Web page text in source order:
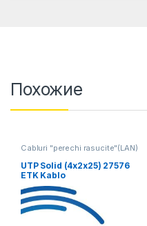
Похожие
Cabluri "perechi rasucite"(LAN)
UTP Solid (4x2x25) 27576
ETK Kablo